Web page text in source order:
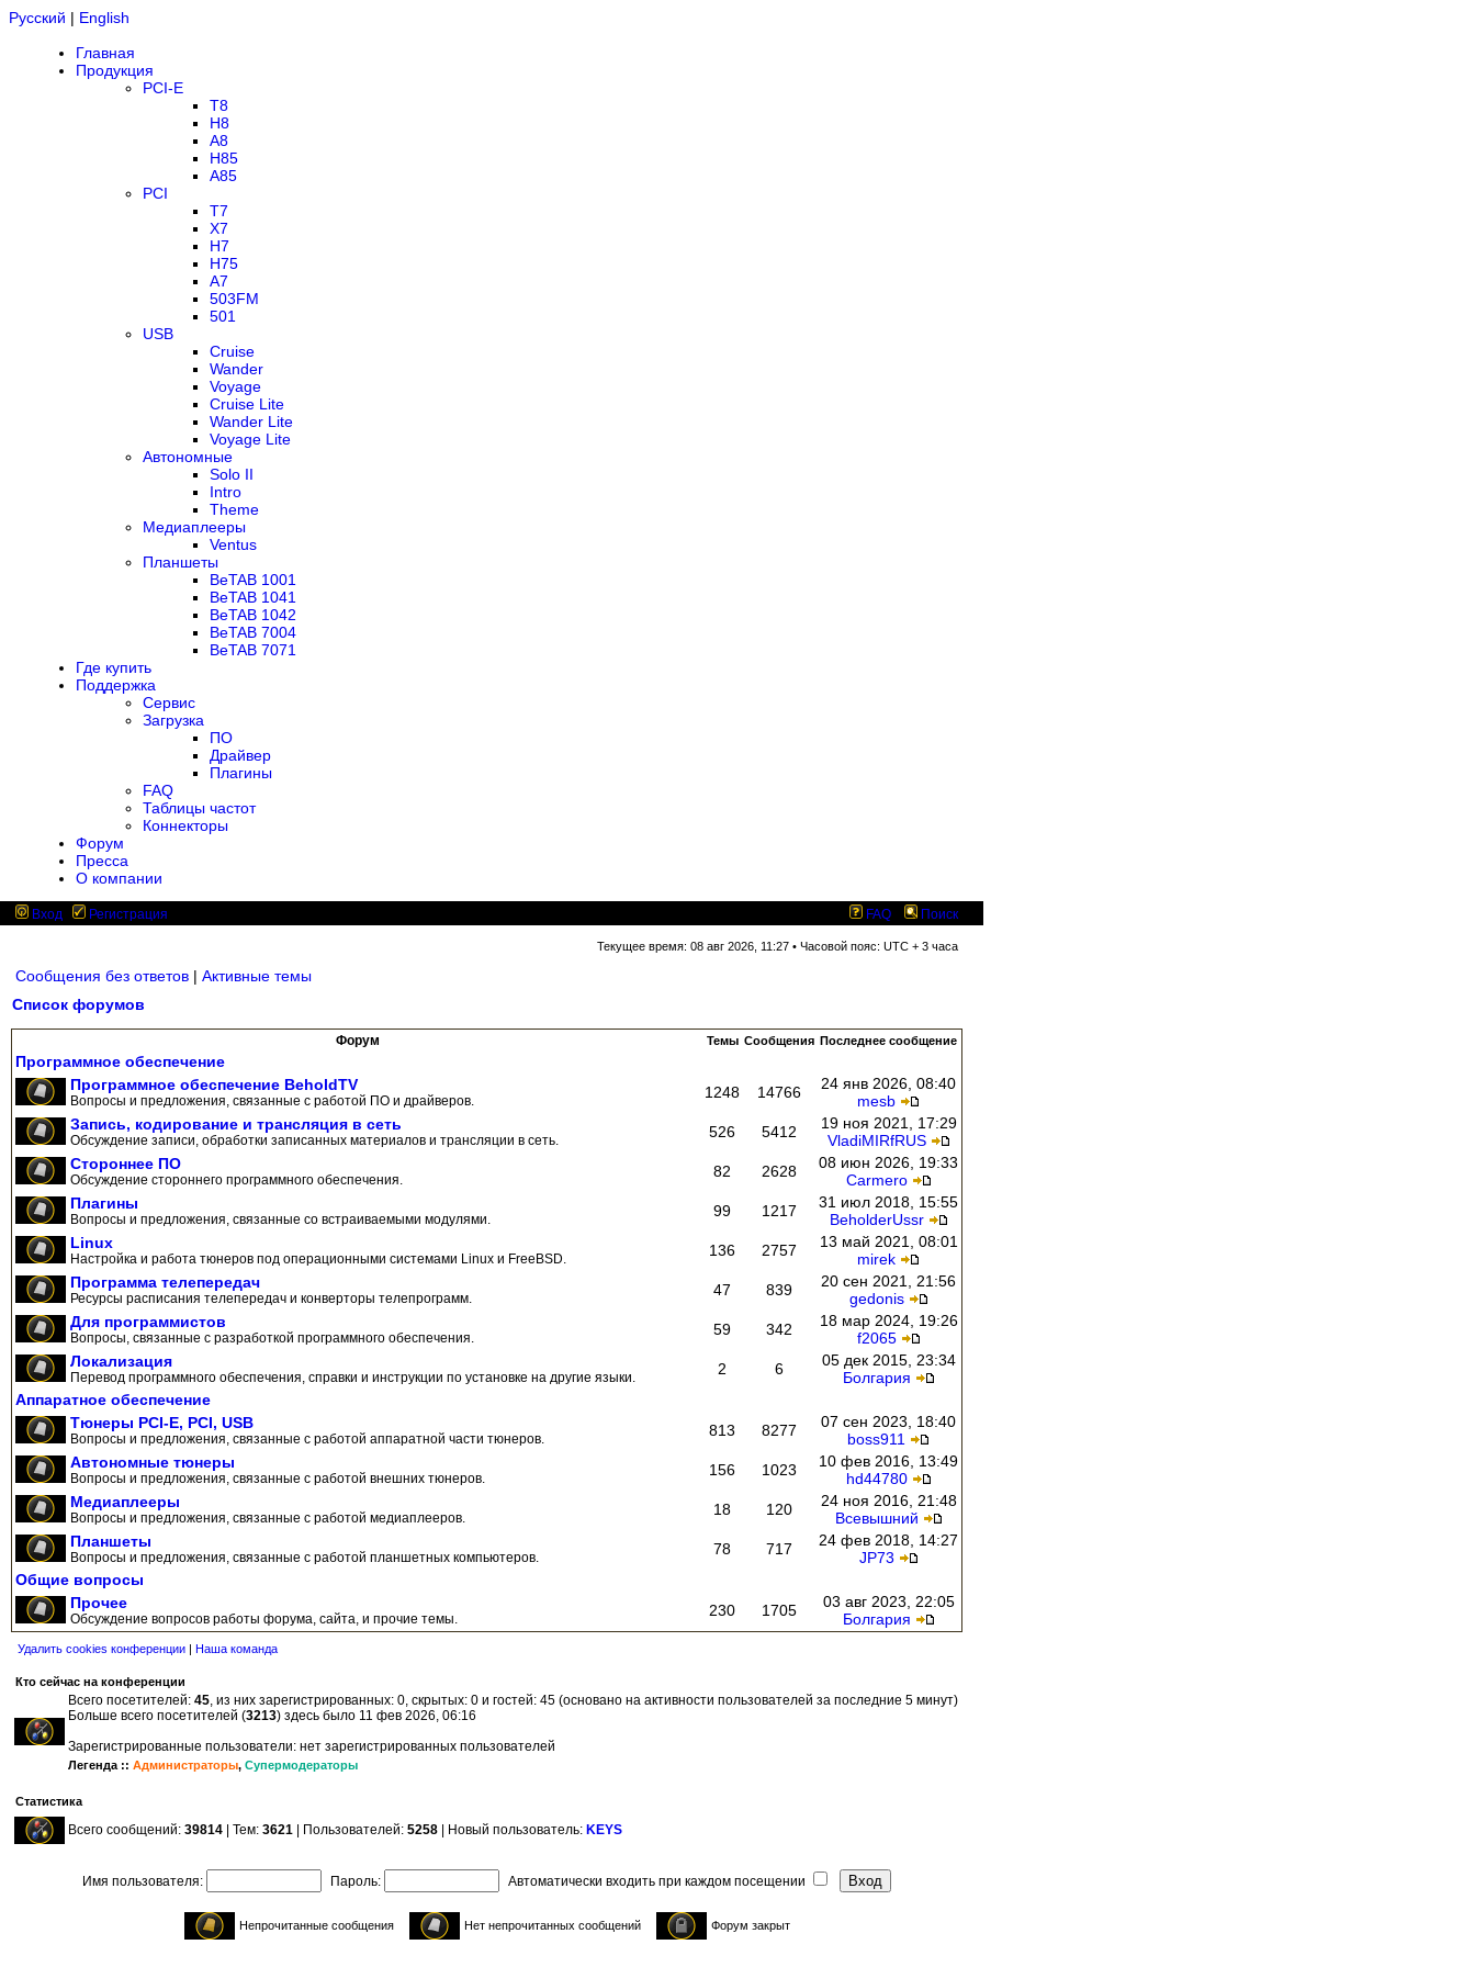
Русский | English
Главная
Продукция
PCI-E
T8
H8
A8
H85
A85
PCI
T7
X7
H7
H75
A7
503FM
501
USB
Cruise
Wander
Voyage
Cruise Lite
Wander Lite
Voyage Lite
Автономные
Solo II
Intro
Theme
Медиаплееры
Ventus
Планшеты
BeTAB 1001
BeTAB 1041
BeTAB 1042
BeTAB 7004
BeTAB 7071
Где купить
Поддержка
Сервис
Загрузка
ПО
Драйвер
Плагины
FAQ
Таблицы частот
Коннекторы
Форум
Пресса
О компании
Вход Регистрация FAQ Поиск
Текущее время: 08 авг 2026, 11:27 • Часовой пояс: UTC + 3 часа
Сообщения без ответов | Активные темы
Список форумов
Форум Темы Сообщения Последнее сообщение
Программное обеспечение
Программное обеспечение BeholdTV
Вопросы и предложения, связанные с работой ПО и драйверов. 1248 14766
24 янв 2026, 08:40
mesb
Запись, кодирование и трансляция в сеть
Обсуждение записи, обработки записанных материалов и трансляции в сеть. 526 5412
19 ноя 2021, 17:29
VladiMIRfRUS
Стороннее ПО
Обсуждение стороннего программного обеспечения. 82 2628
08 июн 2026, 19:33
Carmero
Плагины
Вопросы и предложения, связанные со встраиваемыми модулями. 99 1217
31 июл 2018, 15:55
BeholderUssr
Linux
Настройка и работа тюнеров под операционными системами Linux и FreeBSD. 136 2757
13 май 2021, 08:01
mirek
Программа телепередач
Ресурсы расписания телепередач и конверторы телепрограмм. 47 839
20 сен 2021, 21:56
gedonis
Для программистов
Вопросы, связанные с разработкой программного обеспечения. 59 342
18 мар 2024, 19:26
f2065
Локализация
Перевод программного обеспечения, справки и инструкции по установке на другие языки. 2 6
05 дек 2015, 23:34
Болгария
Аппаратное обеспечение
Тюнеры PCI-E, PCI, USB
Вопросы и предложения, связанные с работой аппаратной части тюнеров. 813 8277
07 сен 2023, 18:40
boss911
Автономные тюнеры
Вопросы и предложения, связанные с работой внешних тюнеров. 156 1023
10 фев 2016, 13:49
hd44780
Медиаплееры
Вопросы и предложения, связанные с работой медиаплееров. 18 120
24 ноя 2016, 21:48
Всевышний
Планшеты
Вопросы и предложения, связанные с работой планшетных компьютеров. 78 717
24 фев 2018, 14:27
JP73
Общие вопросы
Прочее
Обсуждение вопросов работы форума, сайта, и прочие темы. 230 1705
03 авг 2023, 22:05
Болгария
Удалить cookies конференции | Наша команда
Кто сейчас на конференции
Всего посетителей: 45, из них зарегистрированных: 0, скрытых: 0 и гостей: 45 (основано на активности пользователей за последние 5 минут)
Больше всего посетителей (3213) здесь было 11 фев 2026, 06:16
Зарегистрированные пользователи: нет зарегистрированных пользователей
Легенда :: Администраторы, Супермодераторы
Статистика
Всего сообщений: 39814 | Тем: 3621 | Пользователей: 5258 | Новый пользователь: KEYS
Имя пользователя: Пароль: Автоматически входить при каждом посещении
Непрочитанные сообщения Нет непрочитанных сообщений Форум закрыт